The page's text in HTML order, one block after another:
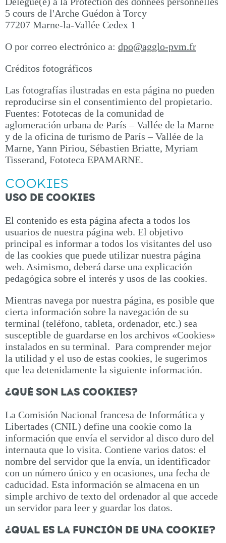
5 cours de l'Arche Guédon à Torcy
77207 Marne-la-Vallée Cedex 1
O por correo electrónico a: dpo@agglo-pvm.fr
Créditos fotográficos
Las fotografías ilustradas en esta página no pueden
reproducirse sin el consentimiento del propietario.
Fuentes: Fototecas de la comunidad de
aglomeración urbana de París – Vallée de la Marne
y de la oficina de turismo de París – Vallée de la
Marne, Yann Piriou, Sébastien Briatte, Myriam
Tisserand, Fototeca EPAMARNE.
COOKIES
USO DE COOKIES
El contenido es esta página afecta a todos los
usuarios de nuestra página web. El objetivo
principal es informar a todos los visitantes del uso
de las cookies que puede utilizar nuestra página
web. Asimismo, deberá darse una explicación
pedagógica sobre el interés y usos de las cookies.
Mientras navega por nuestra página, es posible que
cierta información sobre la navegación de su
terminal (teléfono, tableta, ordenador, etc.) sea
susceptible de guardarse en los archivos «Cookies»
instalados en su terminal. Para comprender mejor
la utilidad y el uso de estas cookies, le sugerimos
que lea detenidamente la siguiente información.
¿QUÉ SON LAS COOKIES?
La Comisión Nacional francesa de Informática y
Libertades (CNIL) define una cookie como la
información que envía el servidor al disco duro del
internauta que lo visita. Contiene varios datos: el
nombre del servidor que la envía, un identificador
con un número único y en ocasiones, una fecha de
caducidad. Esta información se almacena en un
simple archivo de texto del ordenador al que accede
un servidor para leer y guardar los datos.
¿QUAL ES LA FUNCIÓN DE UNA COOKIE?